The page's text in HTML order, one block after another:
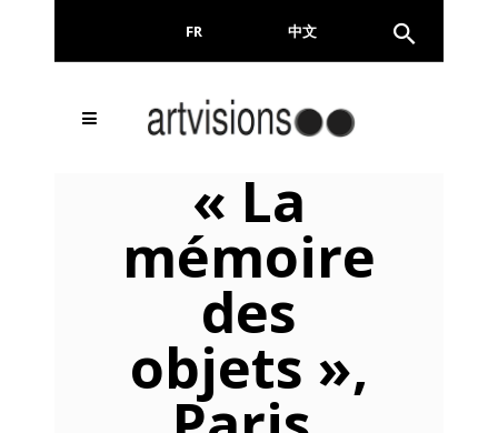
FR 中文
« La
mémoire
des
objets »,
Inscrivez-vous à notre
Newsletter !
En continuant, vous acceptez de nous communiquer
votre adresse email pour l’envoi de la Newsletter. En
aucun cas elle ne sera transmise à un tiers.